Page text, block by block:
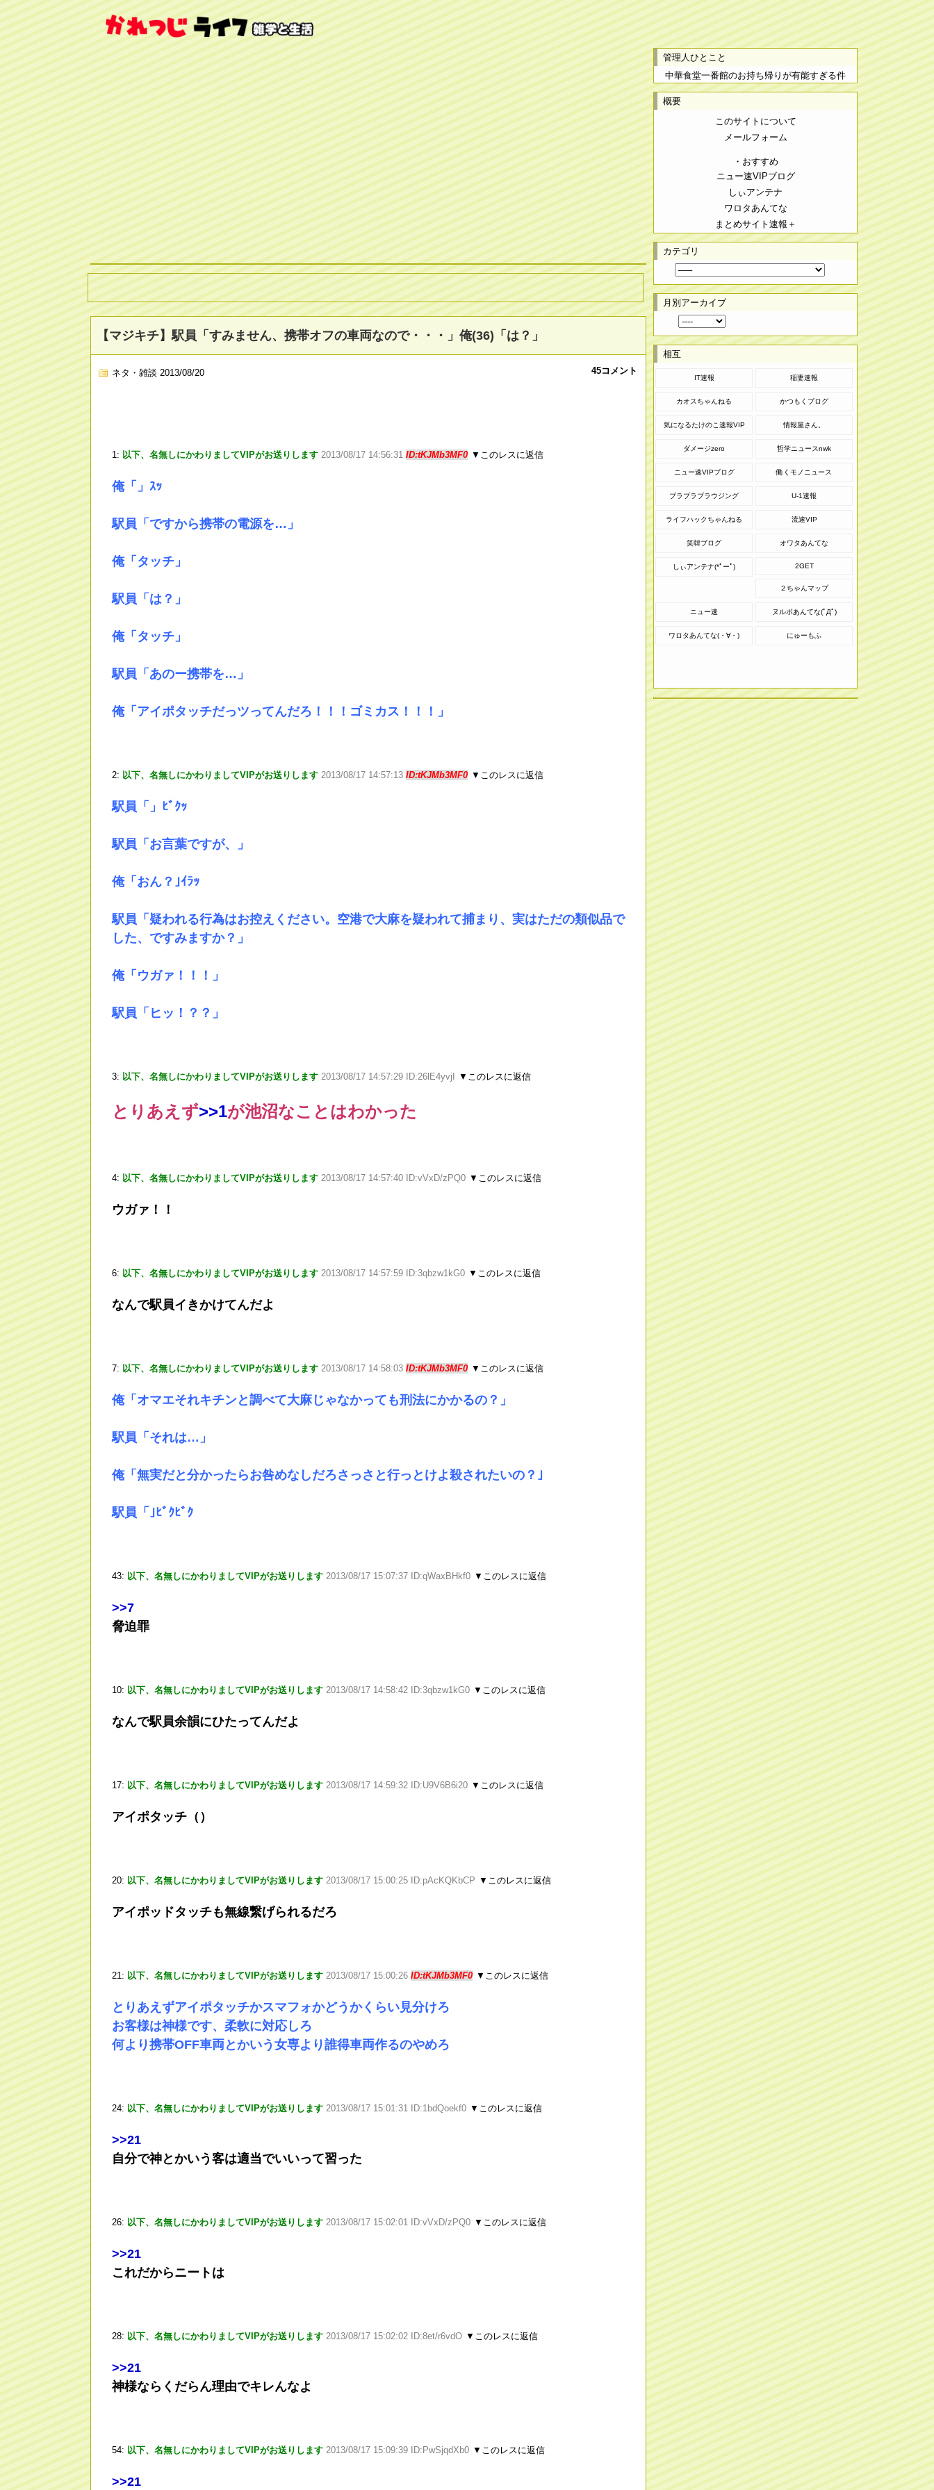
【マジキチ】駅員「すみません、携帯オフの車両なので・・・」俺(36)「は？」
ネタ・雑談 2013/08/20 45コメント
1: 以下、名無しにかわりましてVIPがお送りします 2013/08/17 14:56:31 ID:tKJMb3MF0 ▼このレスに返信
俺「」ｽｯ
駅員「ですから携帯の電源を…」
俺「タッチ」
駅員「は？」
俺「タッチ」
駅員「あのー携帯を…」
俺「アイポタッチだっツってんだろ！！！ゴミカス！！！」
2: 以下、名無しにかわりましてVIPがお送りします 2013/08/17 14:57:13 ID:tKJMb3MF0 ▼このレスに返信
駅員「」ﾋﾞｸｯ
駅員「お言葉ですが、」
俺「おん？｣ｲﾗｯ
駅員「疑われる行為はお控えください。空港で大麻を疑われて捕まり、実はただの類似品で
した、ですみますか？」
俺「ウガァ！！！」
駅員「ヒッ！？？」
3: 以下、名無しにかわりましてVIPがお送りします 2013/08/17 14:57:29 ID:26lE4yvjI ▼このレスに返信
とりあえず>>1が池沼なことはわかった
4: 以下、名無しにかわりましてVIPがお送りします 2013/08/17 14:57:40 ID:vVxD/zPQ0 ▼このレスに返信
ウガァ！！
6: 以下、名無しにかわりましてVIPがお送りします 2013/08/17 14:57:59 ID:3qbzw1kG0 ▼このレスに返信
なんで駅員イきかけてんだよ
7: 以下、名無しにかわりましてVIPがお送りします 2013/08/17 14:58:03 ID:tKJMb3MF0 ▼このレスに返信
俺「オマエそれキチンと調べて大麻じゃなかっても刑法にかかるの？」
駅員「それは…」
俺「無実だと分かったらお咎めなしだろさっさと行っとけよ殺されたいの？｣
駅員「｣ﾋﾞｸﾋﾞｸ
43: 以下、名無しにかわりましてVIPがお送りします 2013/08/17 15:07:37 ID:qWaxBHkf0 ▼このレスに返信
>>7
脅迫罪
10: 以下、名無しにかわりましてVIPがお送りします 2013/08/17 14:58:42 ID:3qbzw1kG0 ▼このレスに返信
なんで駅員余韻にひたってんだよ
17: 以下、名無しにかわりましてVIPがお送りします 2013/08/17 14:59:32 ID:U9V6B6i20 ▼このレスに返信
アイポタッチ（）
20: 以下、名無しにかわりましてVIPがお送りします 2013/08/17 15:00:25 ID:pAcKQKbCP ▼このレスに返信
アイポッドタッチも無線繋げられるだろ
21: 以下、名無しにかわりましてVIPがお送りします 2013/08/17 15:00:26 ID:tKJMb3MF0 ▼このレスに返信
とりあえずアイポタッチかスマフォかどうかくらい見分けろ
お客様は神様です、柔軟に対応しろ
何より携帯OFF車両とかいう女専より誰得車両作るのやめろ
24: 以下、名無しにかわりましてVIPがお送りします 2013/08/17 15:01:31 ID:1bdQoekf0 ▼このレスに返信
>>21
自分で神とかいう客は適当でいいって習った
26: 以下、名無しにかわりましてVIPがお送りします 2013/08/17 15:02:01 ID:vVxD/zPQ0 ▼このレスに返信
>>21
これだからニートは
28: 以下、名無しにかわりましてVIPがお送りします 2013/08/17 15:02:02 ID:8et/r6vdO ▼このレスに返信
>>21
神様ならくだらん理由でキレんなよ
54: 以下、名無しにかわりましてVIPがお送りします 2013/08/17 15:09:39 ID:PwSjqdXb0 ▼このレスに返信
>>21
管理人ひとこと
中華食堂一番館のお持ち帰りが有能すぎる件
概要
このサイトについて
メールフォーム
・おすすめ
ニュー速VIPブログ
しぃアンテナ
ワロタあんてな
まとめサイト速報＋
カテゴリ
月別アーカイブ
相互
IT速報 稲妻速報
カオスちゃんねる かつもくブログ
気になるたけのこ速報VIP 情報屋さん。
ダメージzero 哲学ニュースnwk
ニュー速VIPブログ 働くモノニュース
ブラブラブラウジング U-1速報
ライフハックちゃんねる 流速VIP
笑韓ブログ オワタあんてな
しぃアンテナ(*ﾟーﾟ) 2GET
２ちゃんマップ
ニュー速 ヌルポあんてな(ﾟДﾟ)
ワロタあんてな(・∀・) にゅーもふ